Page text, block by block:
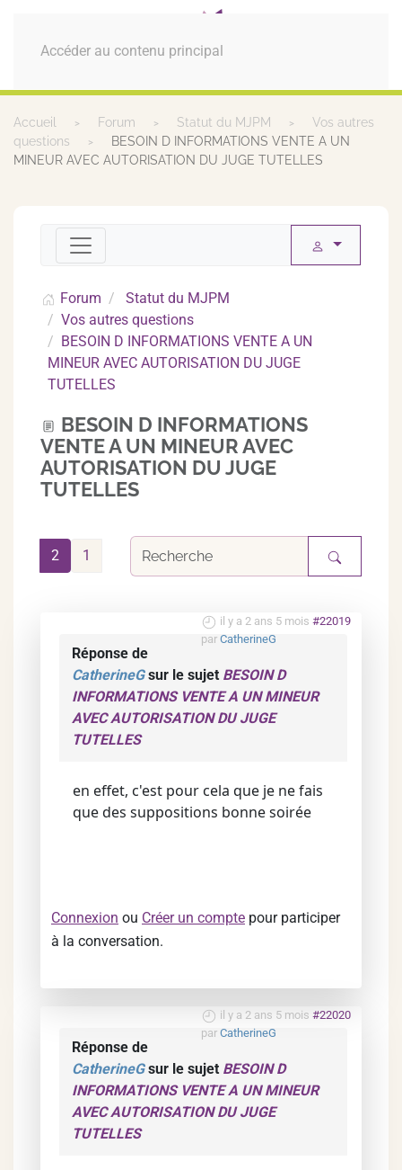
Accéder au contenu principal
MENU
Accueil Forum Statut du MJPM
Vos autres
questions
BESOIN D INFORMATIONS VENTE A UN
MINEUR AVEC AUTORISATION DU JUGE TUTELLES
Forum
Statut du MJPM
Vos autres questions
BESOIN D INFORMATIONS VENTE A UN
MINEUR AVEC AUTORISATION DU JUGE
TUTELLES
BESOIN D INFORMATIONS
VENTE A UN MINEUR AVEC
AUTORISATION DU JUGE
TUTELLES
1
2
il y a 2 ans 5 mois #22019
par CatherineG
Réponse de
CatherineGsur le sujet BESOIN D
INFORMATIONS VENTE A UN MINEUR
AVEC AUTORISATION DU JUGE
TUTELLES
en effet, c'est pour cela que je ne fais
que des suppositions bonne soirée
Connexion ou Créer un compte pour participer
à la conversation.
il y a 2 ans 5 mois #22020
par CatherineG
Réponse de
CatherineGsur le sujet BESOIN D
INFORMATIONS VENTE A UN MINEUR
AVEC AUTORISATION DU JUGE
TUTELLES